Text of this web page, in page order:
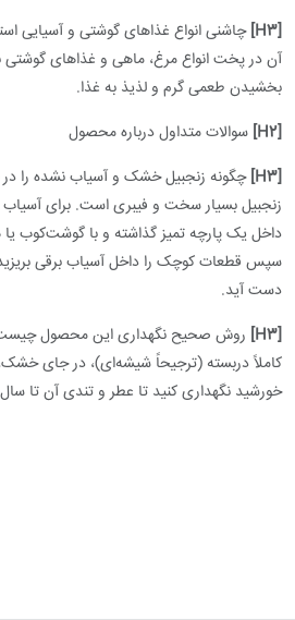
[H3]
چاشنی انواع غذاهای گوشتی و آسیایی
آن در پخت انواع مرغ، ماهی و غذاهای گوشتی
بخشیدن طعمی گرم و لذیذ به غذا.
[H2]
سوالات متداول درباره محصول
[H3]
چگونه زنجبیل خشک و آسیاب نشده را
زنجبیل بسیار سخت و فیبری است. برای آسیاب
داخل یک پارچه تمیز گذاشته و با گوشت‌کوب یا
سپس قطعات کوچک را داخل آسیاب برقی
دست آید.
[H3]
روش صحیح نگهداری این محصول
کاملاً دربسته (ترجیحاً شیشه‌ای)، در جای
خورشید نگهداری کنید تا عطر و تندی آن تا